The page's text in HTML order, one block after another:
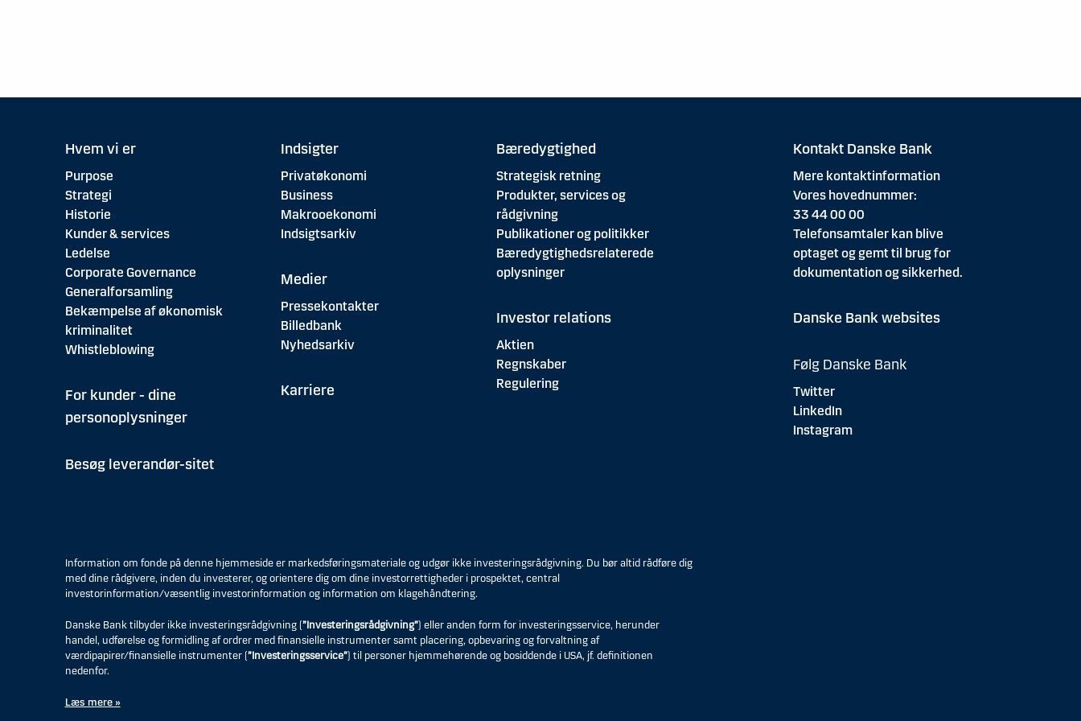
Hvem vi er
Purpose
Strategi
Historie
Kunder & services
Ledelse
Corporate Governance
Generalforsamling
Bekæmpelse af økonomisk
kriminalitet
Whistleblowing
For kunder - dine
personoplysninger
Besøg leverandør-sitet
Indsigter
Privatøkonomi
Business
Makrooekonomi
Indsigtsarkiv
Medier
Pressekontakter
Billedbank
Nyhedsarkiv
Karriere
Bæredygtighed
Strategisk retning
Produkter, services og
rådgivning
Publikationer og politikker
Bæredygtighedsrelaterede
oplysninger
Investor relations
Aktien
Regnskaber
Regulering
Kontakt Danske Bank
Mere kontaktinformation
Vores hovednummer:
33 44 00 00
Telefonsamtaler kan blive
optaget og gemt til brug for
dokumentation og sikkerhed.
Danske Bank websites
Følg Danske Bank
Twitter
LinkedIn
Instagram
Information om fonde på denne hjemmeside er markedsføringsmateriale og udgør ikke investeringsrådgivning. Du bør altid rådføre dig
med dine rådgivere, inden du investerer, og orientere dig om dine investorrettigheder i prospektet, central
investorinformation/væsentlig investorinformation og information om klagehåndtering.
Danske Bank tilbyder ikke investeringsrådgivning (”Investeringsrådgivning”) eller anden form for investeringsservice, herunder
handel, udførelse og formidling af ordrer med finansielle instrumenter samt placering, opbevaring og forvaltning af
værdipapirer/finansielle instrumenter (”Investeringsservice”) til personer hjemmehørende og bosiddende i USA, jf. definitionen
nedenfor.
Læs mere »